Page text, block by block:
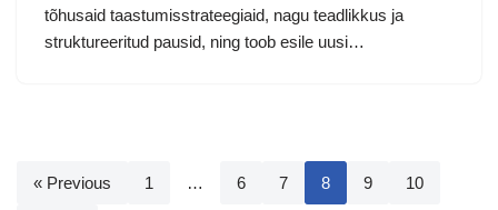
tõhusaid taastumisstrateegiaid, nagu teadlikkus ja
struktureeritud pausid, ning toob esile uusi…
« Previous 1 … 6 7 8 9 10